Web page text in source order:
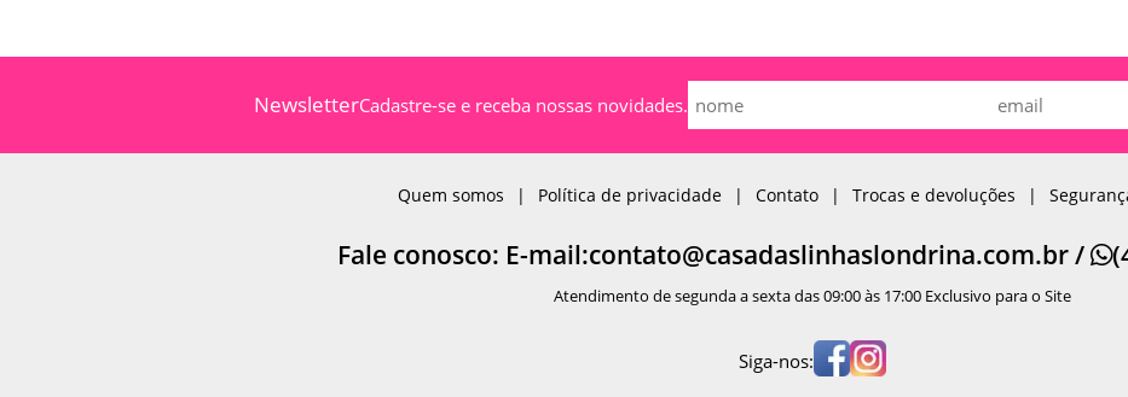
NewsletterCadastre-se e receba nossas novidades.
Quem somos Política de privacidade Contato Trocas e devoluções
Fale conosco: E-mail:contato@casadaslinhaslondrina.com.br /
Atendimento de segunda a sexta das 09:00 às 17:00 Exclusivo para o Site
Siga-nos: